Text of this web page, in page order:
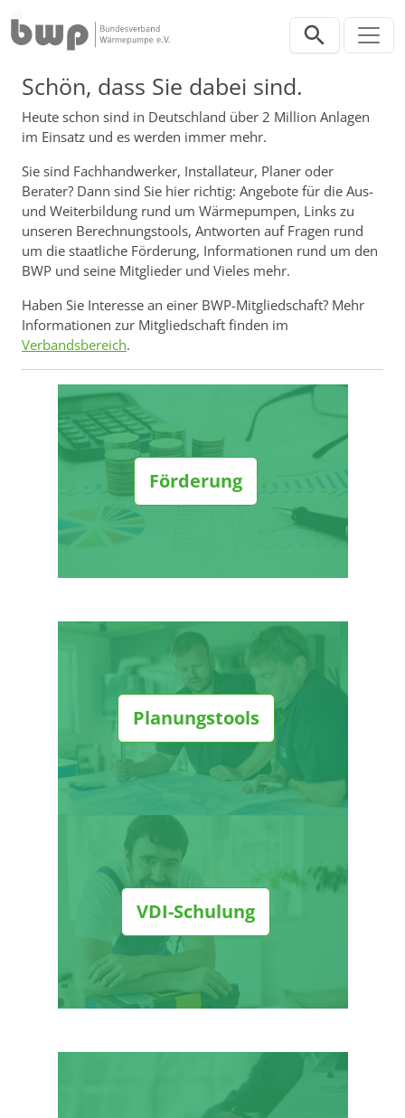
Schön, dass Sie dabei sind.
Heute schon sind in Deutschland über 2 Million Anlagen
im Einsatz und es werden immer mehr.
Sie sind Fachhandwerker, Installateur, Planer oder
Berater? Dann sind Sie hier richtig: Angebote für die Aus-
und Weiterbildung rund um Wärmepumpen, Links zu
unseren Berechnungstools, Antworten auf Fragen rund
um die staatliche Förderung, Informationen rund um den
BWP und seine Mitglieder und Vieles mehr.
Haben Sie Interesse an einer BWP-Mitgliedschaft? Mehr
Informationen zur Mitgliedschaft finden im
Verbandsbereich.
Förderung
Planungstools
VDI-Schulung